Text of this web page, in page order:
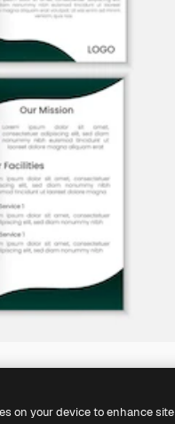
on your device to enhance site